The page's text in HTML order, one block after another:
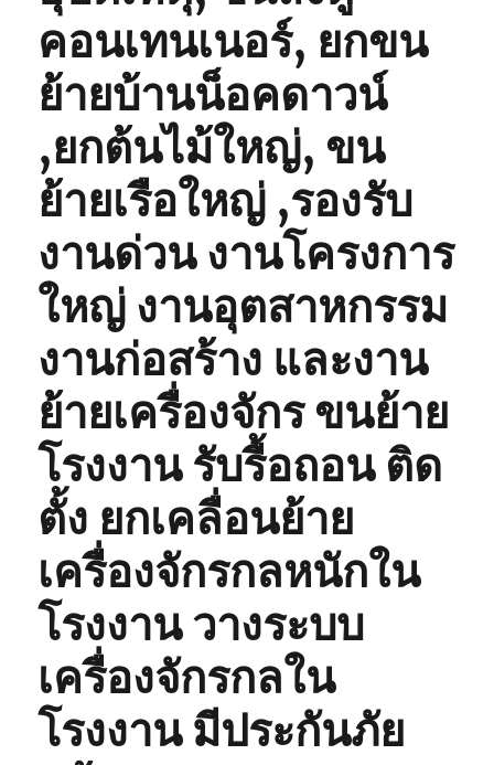
คอนเทนเนอร์, ยกขน
ย้ายบ้านน็อคดาวน์
,ยกต้นไม้ใหญ่, ขน
ย้ายเรือใหญ่ ,รองรับ
งานด่วน งานโครงการ
ใหญ่ งานอุตสาหกรรม
งานก่อสร้าง และงาน
ย้ายเครื่องจักร ขนย้าย
โรงงาน รับรื้อถอน ติด
ตั้ง ยกเคลื่อนย้าย
เครื่องจักรกลหนักใน
โรงงาน วางระบบ
เครื่องจักรกลใน
โรงงาน มีประกันภัย